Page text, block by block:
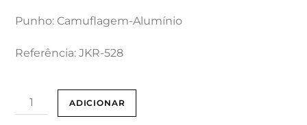
Punho: Camuflagem-Alumínio
Referência: JKR-528
Quantidade
de
ADICIONAR